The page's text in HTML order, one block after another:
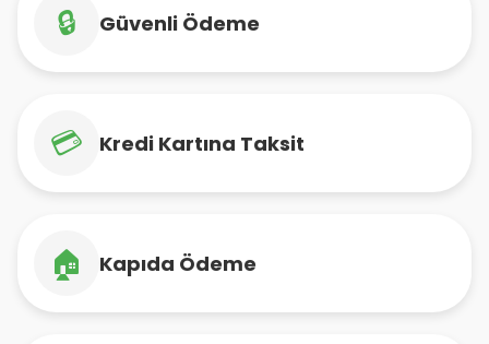
🔒 Güvenli Ödeme
💳 Kredi Kartına Taksit
🏠 Kapıda Ödeme